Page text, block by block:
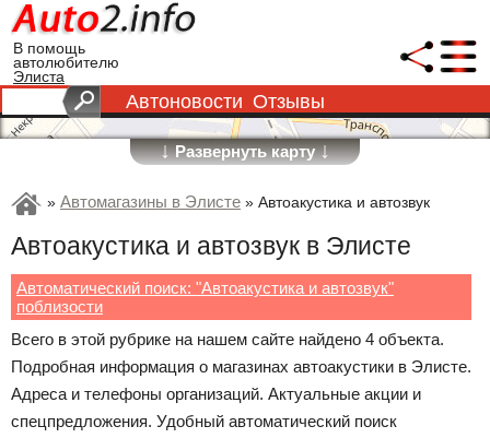
В помощь
автолюбителю
Элиста
Автоновости Отзывы
↓Развернуть карту↓
» Автомагазины в Элисте » Автоакустика и автозвук
Автоакустика и автозвук в Элисте
Автоматический поиск: "Автоакустика и автозвук"
поблизости
Всего в этой рубрике на нашем сайте найдено 4 объекта.
Подробная информация о магазинах автоакустики в Элисте.
Адреса и телефоны организаций. Актуальные акции и
спецпредложения. Удобный автоматический поиск